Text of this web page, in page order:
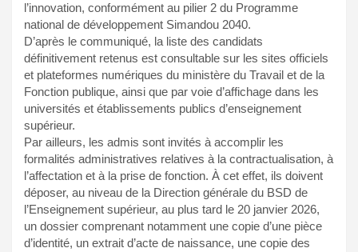
l’innovation, conformément au pilier 2 du Programme
national de développement Simandou 2040.
D’après le communiqué, la liste des candidats
définitivement retenus est consultable sur les sites officiels
et plateformes numériques du ministère du Travail et de la
Fonction publique, ainsi que par voie d’affichage dans les
universités et établissements publics d’enseignement
supérieur.
Par ailleurs, les admis sont invités à accomplir les
formalités administratives relatives à la contractualisation, à
l’affectation et à la prise de fonction. À cet effet, ils doivent
déposer, au niveau de la Direction générale du BSD de
l’Enseignement supérieur, au plus tard le 20 janvier 2026,
un dossier comprenant notamment une copie d’une pièce
d’identité, un extrait d’acte de naissance, une copie des